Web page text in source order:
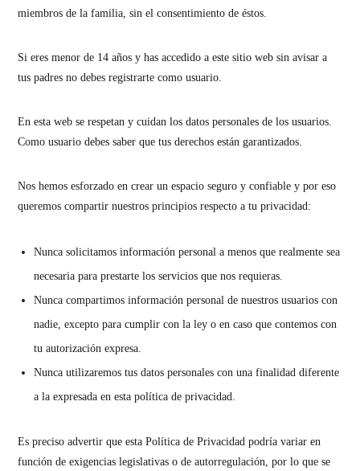
miembros de la familia, sin el consentimiento de éstos.
Si eres menor de 14 años y has accedido a este sitio web sin avisar a
tus padres no debes registrarte como usuario.
En esta web se respetan y cuidan los datos personales de los usuarios.
Como usuario debes saber que tus derechos están garantizados.
Nos hemos esforzado en crear un espacio seguro y confiable y por eso
queremos compartir nuestros principios respecto a tu privacidad:
Nunca solicitamos información personal a menos que realmente sea
necesaria para prestarte los servicios que nos requieras.
Nunca compartimos información personal de nuestros usuarios con
nadie, excepto para cumplir con la ley o en caso que contemos con
tu autorización expresa.
Nunca utilizaremos tus datos personales con una finalidad diferente
a la expresada en esta política de privacidad.
Es preciso advertir que esta Política de Privacidad podría variar en
función de exigencias legislativas o de autorregulación, por lo que se